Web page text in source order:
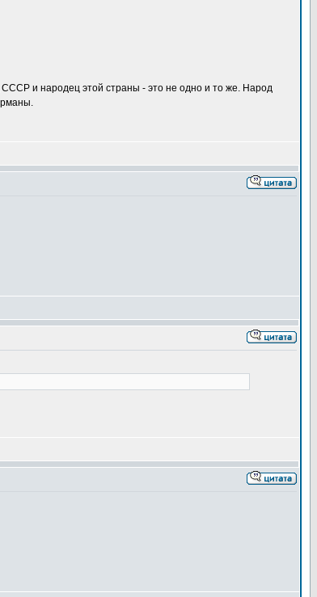
и народец этой страны - это не одно и то же. Народ